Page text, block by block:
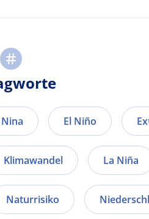
El Niño
Klimawandel La Niña
Naturrisiko